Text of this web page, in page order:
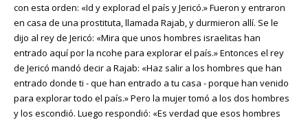
con esta orden: «Id y explorad el país y Jericó.» Fueron y entraron
en casa de una prostituta, llamada Rajab, y durmieron allí. Se le
dijo al rey de Jericó: «Mira que unos hombres israelitas han
entrado aquí por la ncohe para explorar el país.» Entonces el rey
de Jericó mandó decir a Rajab: «Haz salir a los hombres que han
entrado donde ti - que han entrado a tu casa - porque han venido
para explorar todo el país.» Pero la mujer tomó a los dos hombres
y los escondió. Luego respondió: «Es verdad que esos hombres